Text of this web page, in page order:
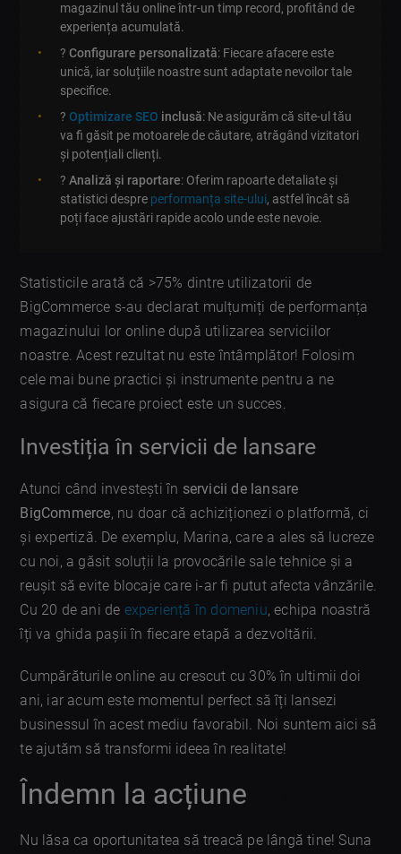
magazinul tău online într-un timp record, profitând de
experiența acumulată.
?Configurare personalizată: Fiecare afacere este
unică, iar soluțiile noastre sunt adaptate nevoilor tale
specifice.
?Optimizare SEO inclusă: Ne asigurăm că site-ul tău
va fi găsit pe motoarele de căutare, atrăgând vizitatori
și potențiali clienți.
?Analiză și raportare: Oferim rapoarte detaliate și
statistici despre performanța site-ului, astfel încât să
poți face ajustări rapide acolo unde este nevoie.
Statisticile arată că >75% dintre utilizatorii de
BigCommerce s-au declarat mulțumiți de performanța
magazinului lor online după utilizarea serviciilor
noastre. Acest rezultat nu este întâmplător! Folosim
cele mai bune practici și instrumente pentru a ne
asigura că fiecare proiect este un succes.
Investiția în servicii de lansare
Atunci când investești în servicii de lansare
BigCommerce, nu doar că achiziționezi o platformă, ci
și expertiză. De exemplu, Marina, care a ales să lucreze
cu noi, a găsit soluții la provocările sale tehnice și a
reușit să evite blocaje care i-ar fi putut afecta vânzările.
Cu 20 de ani de experiență în domeniu, echipa noastră
îți va ghida pașii în fiecare etapă a dezvoltării.
Cumpărăturile online au crescut cu 30% în ultimii doi
ani, iar acum este momentul perfect să îți lansezi
businessul în acest mediu favorabil. Noi suntem aici să
te ajutăm să transformi ideea în realitate!
Îndemn la acțiune
Nu lăsa ca oportunitatea să treacă pe lângă tine! Suna